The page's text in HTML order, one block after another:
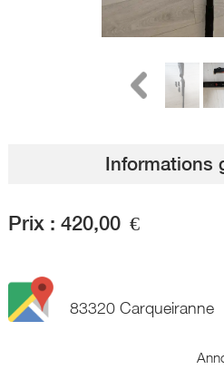
Informations
Prix : 420,00 €
83320 Carqueiranne